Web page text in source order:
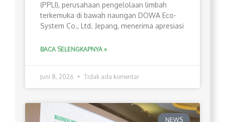
(PPLI), perusahaan pengelolaan limbah
terkemuka di bawah naungan DOWA Eco-
System Co., Ltd. Jepang, menerima apresiasi
BACA SELENGKAPNYA »
Juni 8, 2026 Tidak ada komentar
NEWS